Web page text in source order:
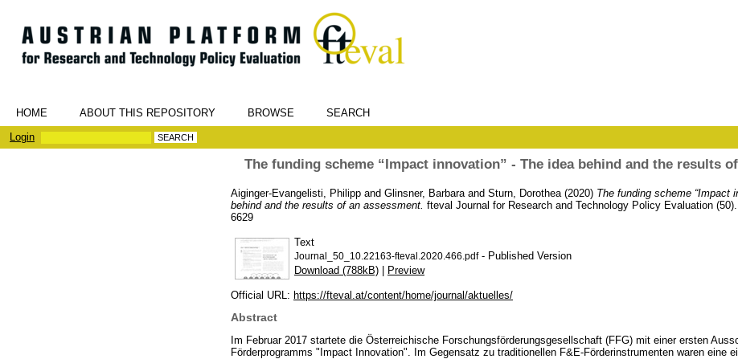
HOME ABOUT THIS REPOSITORY BROWSE
SEARCH
Login
The funding scheme “Impact innovation” - The idea behind and the results
Aiginger-Evangelisti, Philipp and Glinsner, Barbara and Sturn, Dorothea (2020) The funding scheme “Impact
behind and the results of an assessment. fteval Journal for Research and Technology Policy Evaluation
6629
Text
Journal_50_10.22163-fteval.2020.466.pdf- Published Version
Download (788kB) | Preview
Official URL: https://fteval.at/content/home/journal/aktuelles/
Abstract
Im Februar 2017 startete die Österreichische Forschungsförderungsgesellschaft (FFG) mit einer ersten
Förderprogramms "Impact Innovation". Im Gegensatz zu traditionellen F&E-Förderinstrumenten waren eine